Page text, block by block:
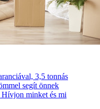
3,5 tonnás
segít önnek
Hívjon minket és mi